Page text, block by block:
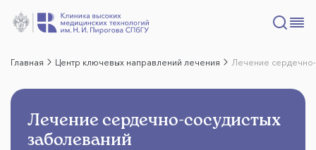
Главная Центр ключевых направлений лечения Лечение
Лечение сердечно-сосудистых
заболеваний